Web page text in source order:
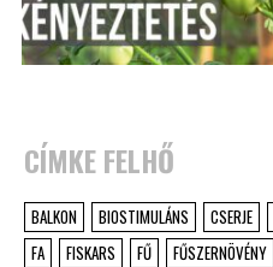
CÍMKE FELHŐ
BALKON BIOSTIMULÁNS CSERJE
FA
FISKARS FŰ FŰSZERNÖVÉNY